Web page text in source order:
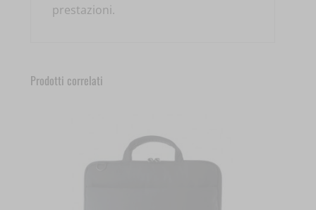
prestazioni.
Prodotti correlati